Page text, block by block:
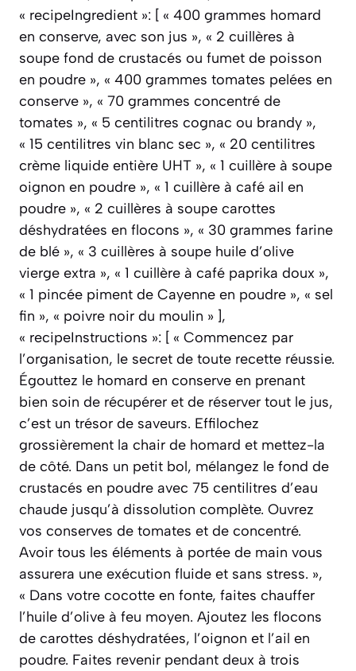
« recipeIngredient »: [ « 400 grammes homard
en conserve, avec son jus », « 2 cuillères à
soupe fond de crustacés ou fumet de poisson
en poudre », « 400 grammes tomates pelées en
conserve », « 70 grammes concentré de
tomates », « 5 centilitres cognac ou brandy »,
« 15 centilitres vin blanc sec », « 20 centilitres
crème liquide entière UHT », « 1 cuillère à soupe
oignon en poudre », « 1 cuillère à café ail en
poudre », « 2 cuillères à soupe carottes
déshydratées en flocons », « 30 grammes farine
de blé », « 3 cuillères à soupe huile d’olive
vierge extra », « 1 cuillère à café paprika doux »,
« 1 pincée piment de Cayenne en poudre », « sel
fin », « poivre noir du moulin » ],
« recipeInstructions »: [ « Commencez par
l’organisation, le secret de toute recette réussie.
Égouttez le homard en conserve en prenant
bien soin de récupérer et de réserver tout le jus,
c’est un trésor de saveurs. Effilochez
grossièrement la chair de homard et mettez-la
de côté. Dans un petit bol, mélangez le fond de
crustacés en poudre avec 75 centilitres d’eau
chaude jusqu’à dissolution complète. Ouvrez
vos conserves de tomates et de concentré.
Avoir tous les éléments à portée de main vous
assurera une exécution fluide et sans stress. »,
« Dans votre cocotte en fonte, faites chauffer
l’huile d’olive à feu moyen. Ajoutez les flocons
de carottes déshydratées, l’oignon et l’ail en
poudre. Faites revenir pendant deux à trois